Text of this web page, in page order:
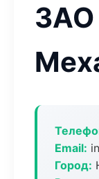
ЗАО
Email:
Город: